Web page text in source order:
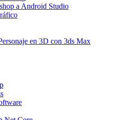
a Android Studio
en 3D con 3ds Max